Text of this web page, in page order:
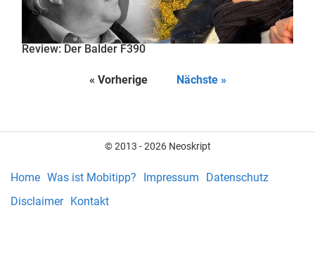
Review: Der Balder F390
« Vorherige Nächste »
© 2013 - 2026 Neoskript
Home Was ist Mobitipp? Impressum
Datenschutz
Disclaimer
Kontakt